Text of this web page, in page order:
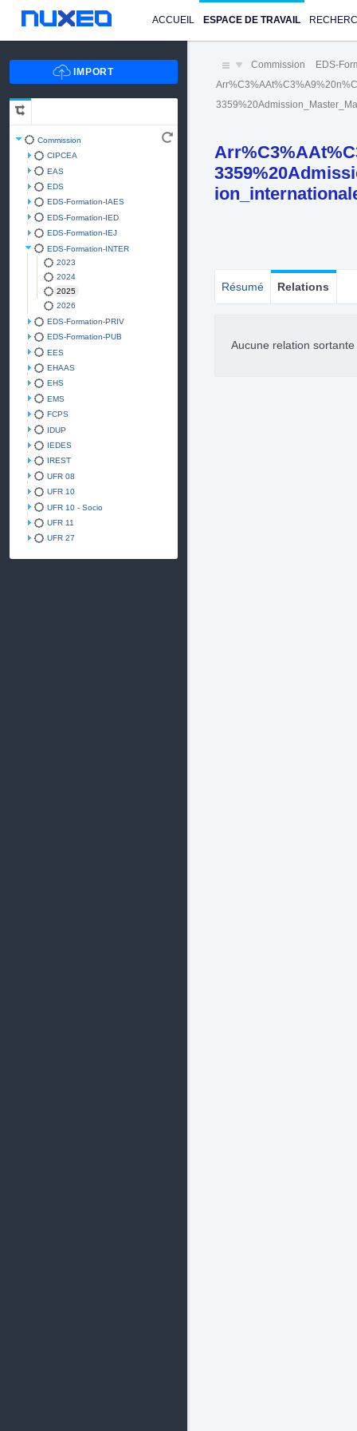
ACCUEIL ESPACE DE TRAVAIL
Commission
CIPCEA
EAS
EDS
EDS-Formation-IAES
EDS-Formation-IED
EDS-Formation-IEJ
EDS-Formation-INTER
2023
2024
2025
2026
EDS-Formation-PRIV
EDS-Formation-PUB
EES
EHAAS
EHS
EMS
FCPS
IDUP
IEDES
IREST
UFR 08
UFR 10
UFR 10 - Socio
UFR 11
UFR 27
Commission EDS-
Résumé Relations
Aucune relation